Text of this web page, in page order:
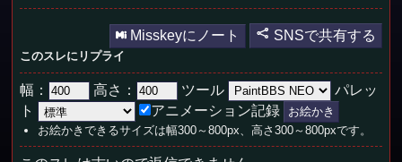
Misskeyにノート SNSで共有する
このスレにリプライ
幅： 高さ： ツール
パレッ
ト
アニメーション記録
お絵かきできるサイズは幅300～800px、高さ300～800pxです。